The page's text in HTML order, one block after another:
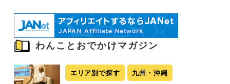
わんことおでかけマガジン
エリア別で探す 九州・沖縄